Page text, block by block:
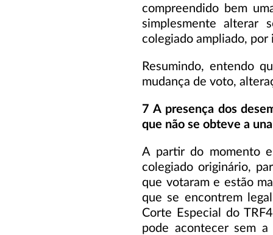
compreendido bem
simplesmente alterar
colegiado ampliado, por
Resumindo, entendo
mudança de voto,
7 A presença dos
que não se obteve a
A partir do momento
colegiado originário,
que votaram e estão
que se encontrem
Corte Especial do
pode acontecer sem